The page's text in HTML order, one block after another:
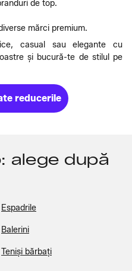
de top.
mărci premium.
casual sau elegante cu
și bucură-te de stilul pe
reducerile
alege după
Espadrile
Balerini
Teniși bărbați